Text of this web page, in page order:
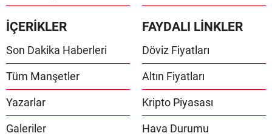
İÇERİKLER
Son Dakika Haberleri
Tüm Manşetler
Yazarlar
Galeriler
FAYDALI LİNKLER
Döviz Fiyatları
Altın Fiyatları
Kripto Piyasası
Hava Durumu